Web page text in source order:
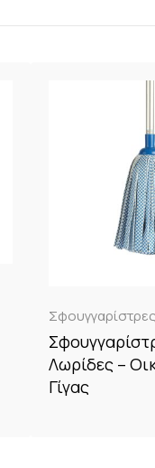
Σφουγγαρίστρες
Λωρίδες –
Γίγας